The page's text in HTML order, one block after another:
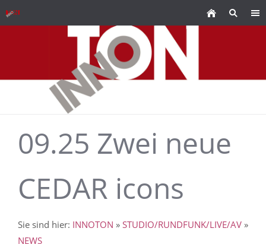
09.25 Zwei neue
CEDAR icons
Sie sind hier: INNOTON » STUDIO/RUNDFUNK/LIVE/AV »
NEWS